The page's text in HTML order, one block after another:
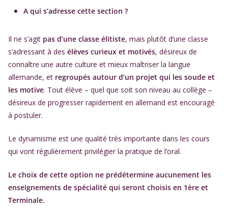
A qui s’adresse cette section ?
Il ne s’agit pas d’une classe élitiste, mais plutôt d’une classe
s’adressant à des élèves curieux et motivés, désireux de
connaître une autre culture et mieux maîtriser la langue
allemande, et regroupés autour d’un projet qui les soude et
les motive. Tout élève – quel que soit son niveau au collège –
désireux de progresser rapidement en allemand est encouragé
à postuler.
Le dynamisme est une qualité très importante dans les cours
qui vont régulièrement privilégier la pratique de l’oral.
Le choix de cette option ne prédétermine aucunement les
enseignements de spécialité qui seront choisis en 1ère et
Terminale.